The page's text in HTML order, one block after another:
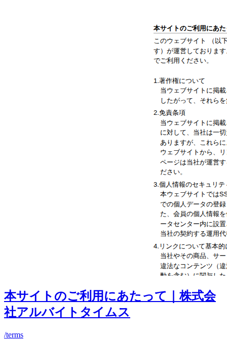
本サイトのご利用にあたって｜株式会
社アルバイトタイムス
/terms